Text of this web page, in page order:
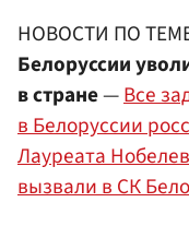
НОВОСТИ ПО
Белоруссии
в стране—Все
в Белоруссии
Лауреата
вызвали в СК